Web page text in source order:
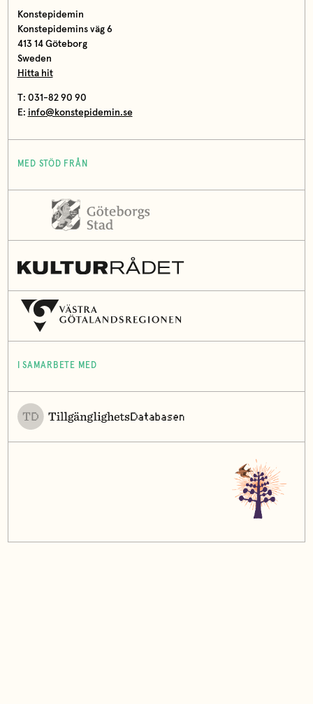
Konstepidemin
Konstepidemins väg 6
413 14 Göteborg
Sweden
Hitta hit
T: 031-82 90 90
E: info@konstepidemin.se
MED STÖD FRÅN
I SAMARBETE MED